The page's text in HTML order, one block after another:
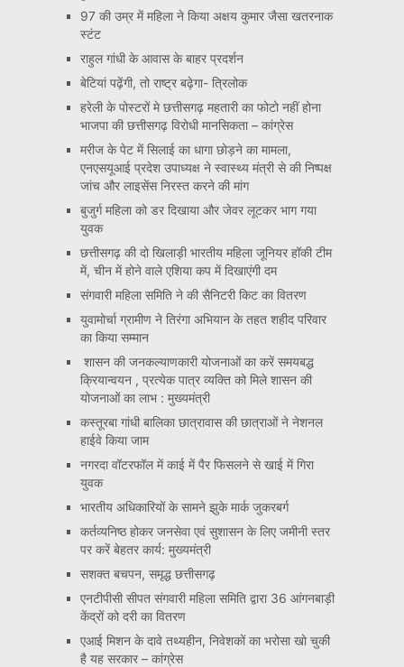
97 की उम्र में महिला ने किया अक्षय कुमार जैसा खतरनाक
स्टंट
राहुल गांधी के आवास के बाहर प्रदर्शन
बेटियां पढ़ेंगी, तो राष्ट्र बढ़ेगा- त्रिलोक
हरेली के पोस्टरों मे छत्तीसगढ़ महतारी का फोटो नहीं होना
भाजपा की छत्तीसगढ़ विरोधी मानसिकता – कांग्रेस
मरीज के पेट में सिलाई का धागा छोड़ने का मामला,
एनएसयूआई प्रदेश उपाध्यक्ष ने स्वास्थ्य मंत्री से की निष्पक्ष
जांच और लाइसेंस निरस्त करने की मांग
बुजुर्ग महिला को डर दिखाया और जेवर लूटकर भाग गया
युवक
छत्तीसगढ़ की दो खिलाड़ी भारतीय महिला जूनियर हॉकी टीम
में, चीन में होने वाले एशिया कप में दिखाएंगी दम
संगवारी महिला समिति ने की सैनिटरी किट का वितरण
युवामोर्चा ग्रामीण ने तिरंगा अभियान के तहत शहीद परिवार
का किया सम्मान
शासन की जनकल्याणकारी योजनाओं का करें समयबद्ध
क्रियान्वयन , प्रत्येक पात्र व्यक्ति को मिले शासन की
योजनाओं का लाभ : मुख्यमंत्री
कस्तूरबा गांधी बालिका छात्रावास की छात्राओं ने नेशनल
हाईवे किया जाम
नगरदा वॉटरफॉल में काई में पैर फिसलने से खाई में गिरा
युवक
भारतीय अधिकारियों के सामने झुके मार्क जुकरबर्ग
कर्तव्यनिष्ठ होकर जनसेवा एवं सुशासन के लिए जमीनी स्तर
पर करें बेहतर कार्य: मुख्यमंत्री
सशक्त बचपन, समृद्ध छत्तीसगढ़
एनटीपीसी सीपत संगवारी महिला समिति द्वारा 36 आंगनबाड़ी
केंद्रों को दरी का वितरण
एआई मिशन के दावे तथ्यहीन, निवेशकों का भरोसा खो चुकी
है यह सरकार – कांग्रेस